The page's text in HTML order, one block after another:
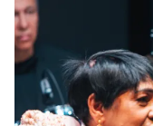
SOBRE